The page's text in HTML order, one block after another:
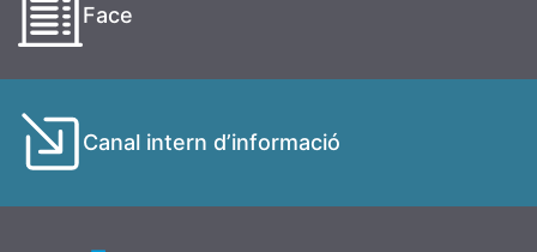
Face
Canal intern d’informació